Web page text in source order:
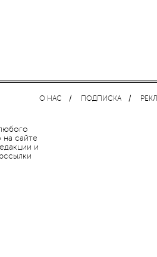
на сайте
и
О НАС ПОДПИСКА